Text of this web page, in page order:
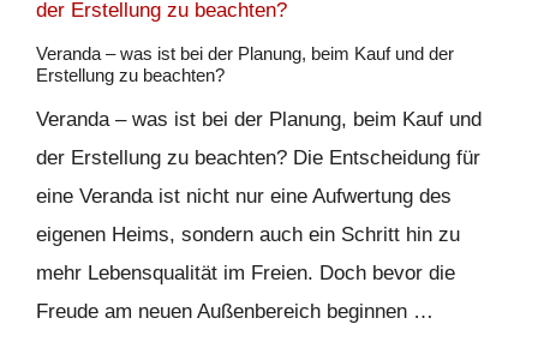
Veranda – was ist bei der Planung, beim Kauf und der
Erstellung zu beachten?
Veranda – was ist bei der Planung, beim Kauf und
der Erstellung zu beachten? Die Entscheidung für
eine Veranda ist nicht nur eine Aufwertung des
eigenen Heims, sondern auch ein Schritt hin zu
mehr Lebensqualität im Freien. Doch bevor die
Freude am neuen Außenbereich beginnen …